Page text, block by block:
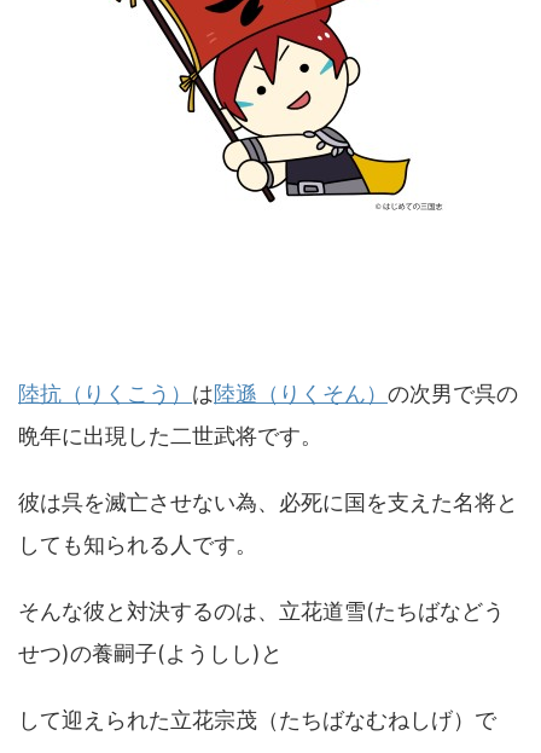
陸抗（りくこう） は陸遜（りくそん） の次男で呉の
晩年に出現した二世武将です。
彼は呉を滅亡させない為、必死に国を支えた名将と
しても知られる人です。
そんな彼と対決するのは、立花道雪(たちばなどう
せつ)の養嗣子(ようしし)と
して迎えられた立花宗茂（たちばなむねしげ）で